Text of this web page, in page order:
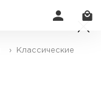
› Классические